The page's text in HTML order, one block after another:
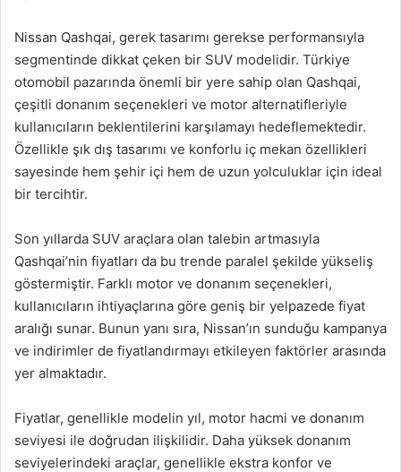
Nissan Qashqai, gerek tasarımı gerekse performansıyla
segmentinde dikkat çeken bir SUV modelidir. Türkiye
otomobil pazarında önemli bir yere sahip olan Qashqai,
çeşitli donanım seçenekleri ve motor alternatifleriyle
kullanıcıların beklentilerini karşılamayı hedeflemektedir.
Özellikle şık dış tasarımı ve konforlu iç mekan özellikleri
sayesinde hem şehir içi hem de uzun yolculuklar için ideal
bir tercihtir.
Son yıllarda SUV araçlara olan talebin artmasıyla
Qashqai’nin fiyatları da bu trende paralel şekilde yükseliş
göstermiştir. Farklı motor ve donanım seçenekleri,
kullanıcıların ihtiyaçlarına göre geniş bir yelpazede fiyat
aralığı sunar. Bunun yanı sıra, Nissan’ın sunduğu kampanya
ve indirimler de fiyatlandırmayı etkileyen faktörler arasında
yer almaktadır.
Fiyatlar, genellikle modelin yıl, motor hacmi ve donanım
seviyesi ile doğrudan ilişkilidir. Daha yüksek donanım
seviyelerindeki araçlar, genellikle ekstra konfor ve